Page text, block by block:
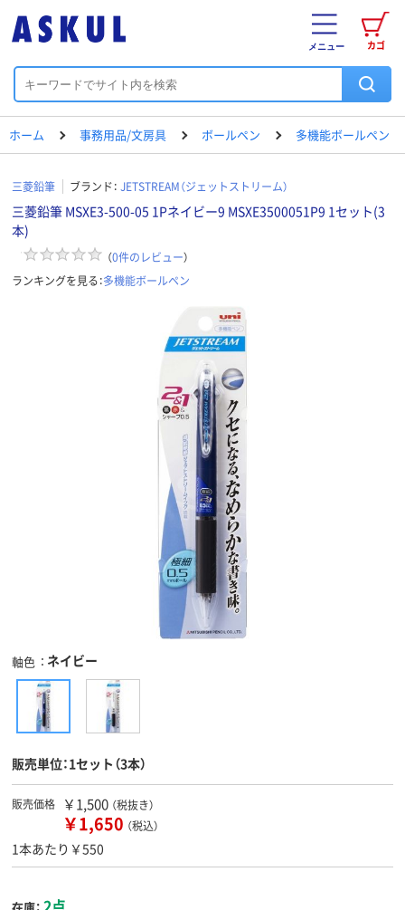
カゴ
メニュー
ホーム 事務用品/文房具 ボールペン 多機能ボールペン
三菱鉛筆 ブランド： JETSTREAM（ジェットストリーム）
三菱鉛筆 MSXE3-500-05 1Pネイビー9 MSXE3500051P9 1セット(3
本)
（0件のレビュー）
ランキングを見る：多機能ボールペン
軸色 ネイビー
販売単位：1セット（3本）
販売価格 ￥1,500 （税抜き）
￥1,650 （税込）
1本あたり￥550
2点